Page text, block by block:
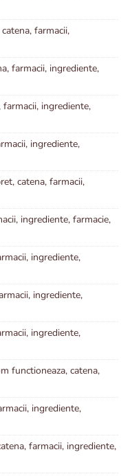
farmacii,
farmacii, ingrediente,
ingrediente,
ingrediente,
catena, farmacii,
ingrediente, farmacie,
ingrediente,
ingrediente,
ingrediente,
functioneaza, catena,
ingrediente,
farmacii, ingrediente,